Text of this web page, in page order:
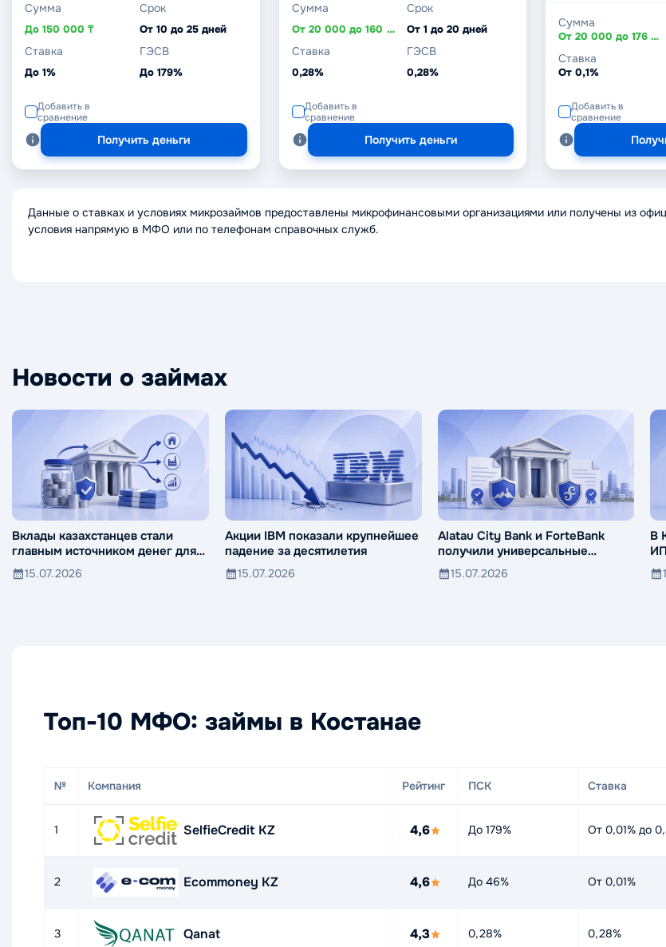
Сумма
До 150 000 ₸
Срок
От 10 до 25 дней
Ставка
До 1%
ГЭСВ
До 179%
Добавить в
сравнение
Получить деньги
Сумма
От 20 000 до 160 500 ₸
Срок
От 1 до 20 дней
Ставка
0,28%
ГЭСВ
0,28%
Добавить в
сравнение
Получить деньги
Сумма
От 20 000 до 176 000 ₸
Ставка
От 0,1%
Добавить в
сравнение
Данные о ставках и условиях микрозаймов предоставлены микрофинансовыми организациями или получены из
условия напрямую в МФО или по телефонам справочных служб.
Новости о займах
Вклады казахстанцев стали
главным источником денег для
банков
15.07.2026
Акции IBM показали крупнейшее
падение за десятилетия
15.07.2026
Alatau City Bank и ForteBank
получили универсальные
лицензии
15.07.2026
В
Топ-10 МФО: займы в Костанае
№ Компания Рейтинг ПСК Ставка
1 SelfieCredit KZ 4,6 До 179% От 0,01% до
2 Ecommoney KZ 4,6 До 46% От 0,01%
3 Qanat 4,3 0,28% 0,28%